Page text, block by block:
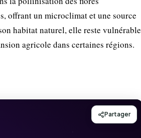
offrant un microclimat et une source
habitat naturel, elle reste vulnérable
agricole dans certaines régions.